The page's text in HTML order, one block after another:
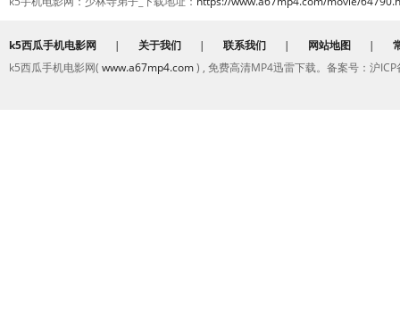
k5西瓜手机电影网 | 关于我们 | 联系我们 | 网站地图 |
k5西瓜手机电影网( www.a67mp4.com) , 免费高清MP4迅雷下载。备案号：沪